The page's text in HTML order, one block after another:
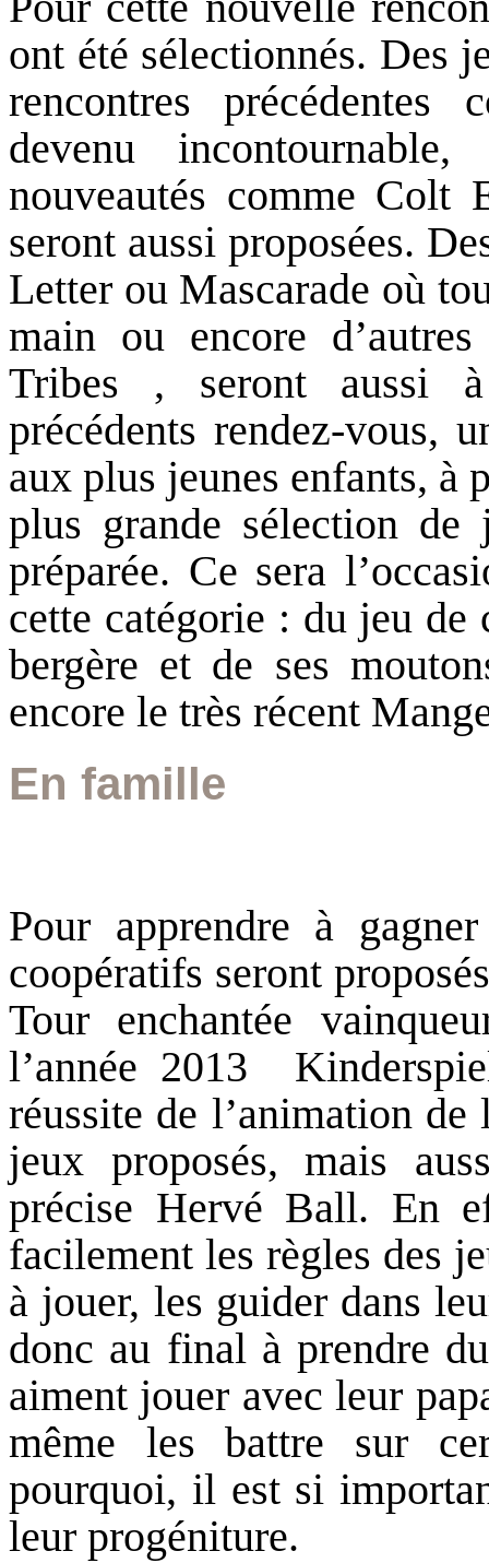
ont été sélectionnés. Des
rencontres
devenu
nouveautés comme Colt
seront aussi proposées.
Letter ou Mascarade où
main ou encore
Tribes , seront aussi
précédents rendez-vous,
aux plus jeunes enfants, à
plus grande sélection
préparée. Ce sera
cette catégorie : du jeu de
bergère et de ses
encore le très récent
En famille
Pour apprendre à
coopératifs seront
Tour enchantée
l’année 2013 
réussite de l’animation de
jeux proposés, mais
précise Hervé Ball. En
facilement les règles des
à jouer, les guider dans
donc au final à prendre
aiment jouer avec leur
même les battre sur
pourquoi, il est si
leur progéniture.